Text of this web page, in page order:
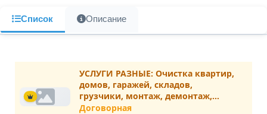
Список Описание
УСЛУГИ РАЗНЫЕ: Очистка квартир,
домов, гаражей, складов,
грузчики, монтаж, демонтаж,
вывоз хлама. Сергей
Договорная